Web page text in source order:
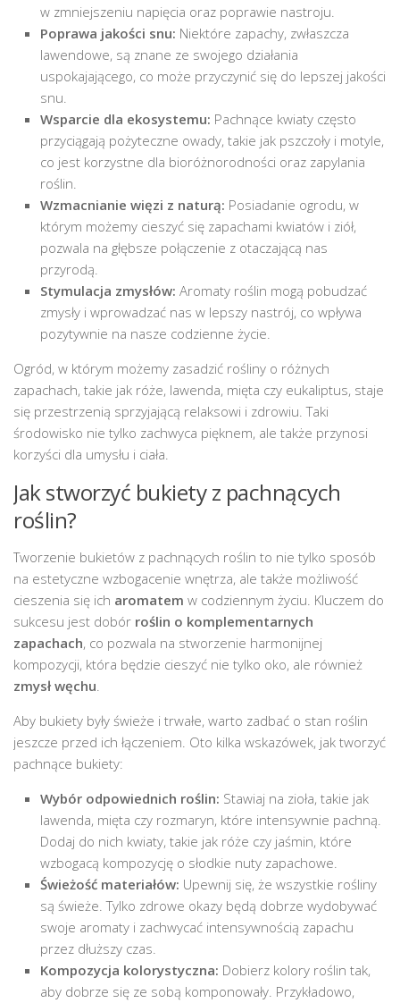
w zmniejszeniu napięcia oraz poprawie nastroju.
Poprawa jakości snu: Niektóre zapachy, zwłaszcza
lawendowe, są znane ze swojego działania
uspokajającego, co może przyczynić się do lepszej jakości
snu.
Wsparcie dla ekosystemu: Pachnące kwiaty często
przyciągają pożyteczne owady, takie jak pszczoły i motyle,
co jest korzystne dla bioróżnorodności oraz zapylania
roślin.
Wzmacnianie więzi z naturą: Posiadanie ogrodu, w
którym możemy cieszyć się zapachami kwiatów i ziół,
pozwala na głębsze połączenie z otaczającą nas
przyrodą.
Stymulacja zmysłów: Aromaty roślin mogą pobudzać
zmysły i wprowadzać nas w lepszy nastrój, co wpływa
pozytywnie na nasze codzienne życie.
Ogród, w którym możemy zasadzić rośliny o różnych
zapachach, takie jak róże, lawenda, mięta czy eukaliptus, staje
się przestrzenią sprzyjającą relaksowi i zdrowiu. Taki
środowisko nie tylko zachwyca pięknem, ale także przynosi
korzyści dla umysłu i ciała.
Jak stworzyć bukiety z pachnących
roślin?
Tworzenie bukietów z pachnących roślin to nie tylko sposób
na estetyczne wzbogacenie wnętrza, ale także możliwość
cieszenia się ich aromatem w codziennym życiu. Kluczem do
sukcesu jest dobór roślin o komplementarnych
zapachach, co pozwala na stworzenie harmonijnej
kompozycji, która będzie cieszyć nie tylko oko, ale również
zmysł węchu
Aby bukiety były świeże i trwałe, warto zadbać o stan roślin
jeszcze przed ich łączeniem. Oto kilka wskazówek, jak tworzyć
pachnące bukiety:
Wybór odpowiednich roślin: Stawiaj na zioła, takie jak
lawenda, mięta czy rozmaryn, które intensywnie pachną.
Dodaj do nich kwiaty, takie jak róże czy jaśmin, które
wzbogacą kompozycję o słodkie nuty zapachowe.
Świeżość materiałów: Upewnij się, że wszystkie rośliny
są świeże. Tylko zdrowe okazy będą dobrze wydobywać
swoje aromaty i zachwycać intensywnością zapachu
przez dłuższy czas.
Kompozycja kolorystyczna: Dobierz kolory roślin tak,
aby dobrze się ze sobą komponowały. Przykładowo,